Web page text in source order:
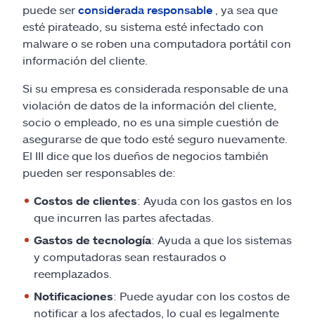
puede ser considerada responsable , ya sea que
esté pirateado, su sistema esté infectado con
malware o se roben una computadora portátil con
información del cliente.
Si su empresa es considerada responsable de una
violación de datos de la información del cliente,
socio o empleado, no es una simple cuestión de
asegurarse de que todo esté seguro nuevamente.
El III dice que los dueños de negocios también
pueden ser responsables de:
Costos de clientes: Ayuda con los gastos en los
que incurren las partes afectadas.
Gastos de tecnología: Ayuda a que los sistemas
y computadoras sean restaurados o
reemplazados.
Notificaciones: Puede ayudar con los costos de
notificar a los afectados, lo cual es legalmente